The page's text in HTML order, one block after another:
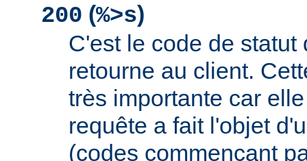
200 (%>s)
C'est le code de statut
retourne au client.
très importante car
requête a fait l'objet
(codes commençant